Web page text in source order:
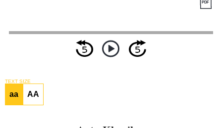
TEXT SIZE
aa AA